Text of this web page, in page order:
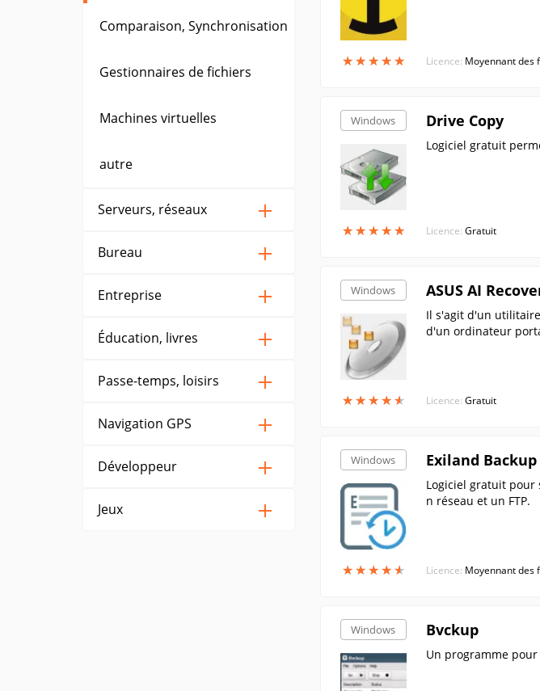
Comparaison, Synchronisation
Gestionnaires de fichiers
Machines virtuelles
autre
Serveurs, réseaux
Bureau
Entreprise
Éducation, livres
Passe-temps, loisirs
Navigation GPS
Développeur
Jeux
★★★★★
★★★★★ Licence: Moyennant des
Windows
★★★★★
★★★★★
Drive Copy
Logiciel gratuit
Licence: Gratuit
Windows
★★★★★
★★★★★
ASUS AI
Il s'agit d'un
d'un ordinateur
Licence: Gratuit
Windows
★★★★★
★★★★★
Exiland
Logiciel gratuit pour
n réseau et un FTP.
Licence: Moyennant des
Windows Bvckup
Un programme